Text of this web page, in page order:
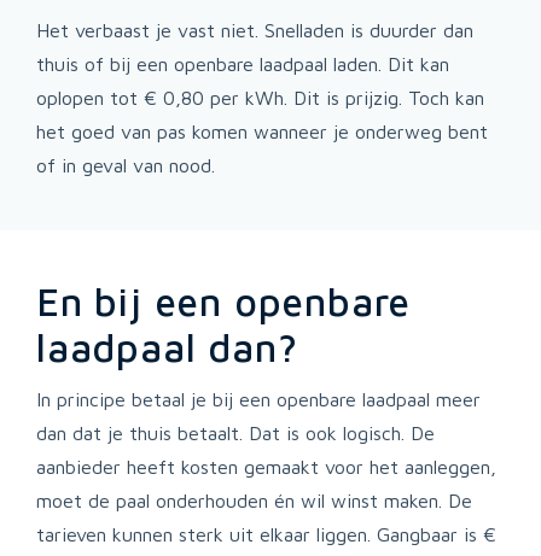
Het verbaast je vast niet. Snelladen is duurder dan
thuis of bij een openbare laadpaal laden. Dit kan
oplopen tot € 0,80 per kWh. Dit is prijzig. Toch kan
het goed van pas komen wanneer je onderweg bent
of in geval van nood.
En bij een openbare
laadpaal dan?
In principe betaal je bij een openbare laadpaal meer
dan dat je thuis betaalt. Dat is ook logisch. De
aanbieder heeft kosten gemaakt voor het aanleggen,
moet de paal onderhouden én wil winst maken. De
tarieven kunnen sterk uit elkaar liggen. Gangbaar is €